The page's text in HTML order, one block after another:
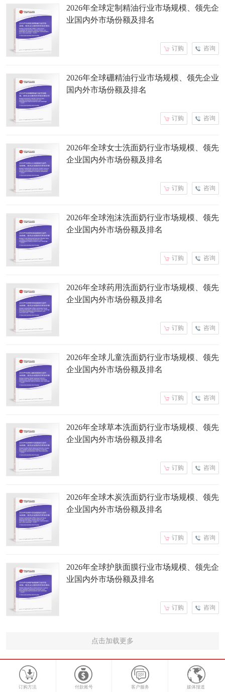
2026年全球定制精油行业市场规模、领先企
业国内外市场份额及排名
咨询
订购
2026年全球硼精油行业市场规模、领先企业
国内外市场份额及排名
咨询
订购
2026年全球女士洗面奶行业市场规模、领先
企业国内外市场份额及排名
咨询
订购
2026年全球泡沫洗面奶行业市场规模、领先
企业国内外市场份额及排名
咨询
订购
2026年全球药用洗面奶行业市场规模、领先
企业国内外市场份额及排名
咨询
订购
2026年全球儿童洗面奶行业市场规模、领先
企业国内外市场份额及排名
咨询
订购
2026年全球草本洗面奶行业市场规模、领先
企业国内外市场份额及排名
咨询
订购
2026年全球木炭洗面奶行业市场规模、领先
企业国内外市场份额及排名
咨询
订购
2026年全球护肤面膜行业市场规模、领先企
业国内外市场份额及排名
咨询
订购
点击加载更多
订购方法 付款账号 客户服务 媒体报道